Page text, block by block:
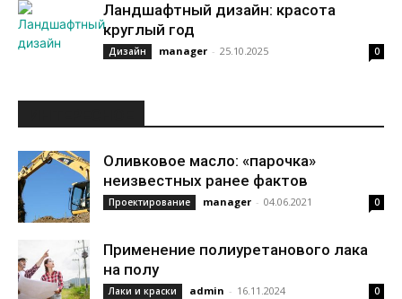
Ландшафтный дизайн: красота
круглый год
Дизайн manager - 25.10.2025 0
Оливковое масло: «парочка»
неизвестных ранее фактов
Проектирование manager - 04.06.2021 0
Применение полиуретанового лака
на полу
Лаки и краски admin - 16.11.2024 0